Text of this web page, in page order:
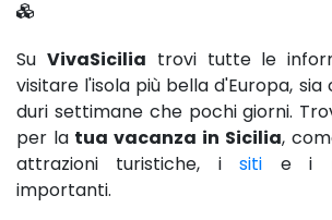
Su VivaSicilia trovi tutte le
visitare l'isola più bella d'Europa, sia
duri settimane che pochi giorni.
per la tua vacanza in Sicilia,
attrazioni turistiche, isiti e i
importanti.